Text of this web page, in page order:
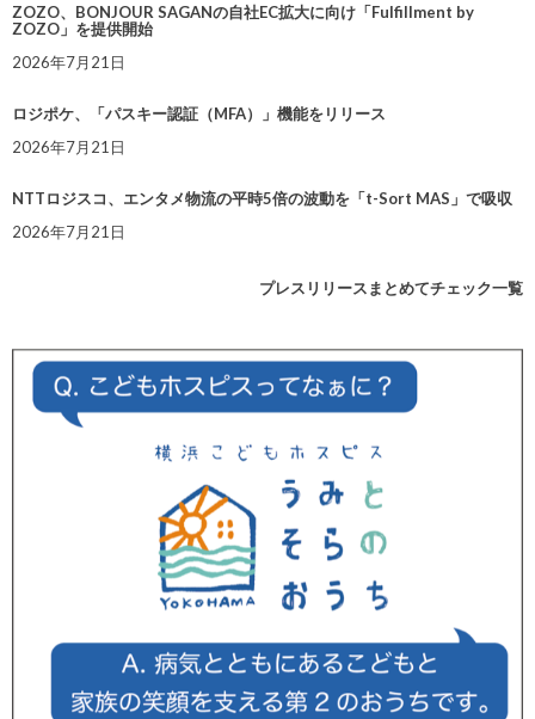
ZOZO、BONJOUR SAGANの自社EC拡大に向け「Fulfillment by
ZOZO」を提供開始
2026年7月21日
ロジポケ、「パスキー認証（MFA）」機能をリリース
2026年7月21日
NTTロジスコ、エンタメ物流の平時5倍の波動を「t-Sort MAS」で吸収
2026年7月21日
プレスリリースまとめてチェック一覧